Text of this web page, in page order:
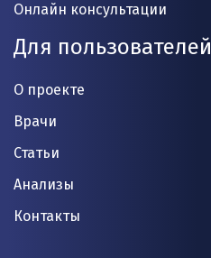
Онлайн консультации
Для пользователей
О проекте
Врачи
Статьи
Анализы
Контакты